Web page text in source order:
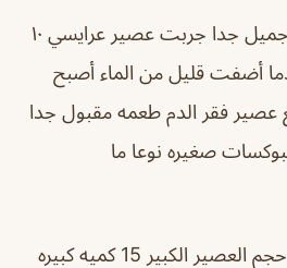
محل نهر العصائر طعم جميل جدا جربت عصير عرايسي ١٠
أضفت قليل من الماء أصبح
عصير فقر الدم طعمه مقبول جدا
صغيره نوعا ما
سعر مبالغ فيه جدا جدا حجم العصير الكبير 15 كميه كبيره